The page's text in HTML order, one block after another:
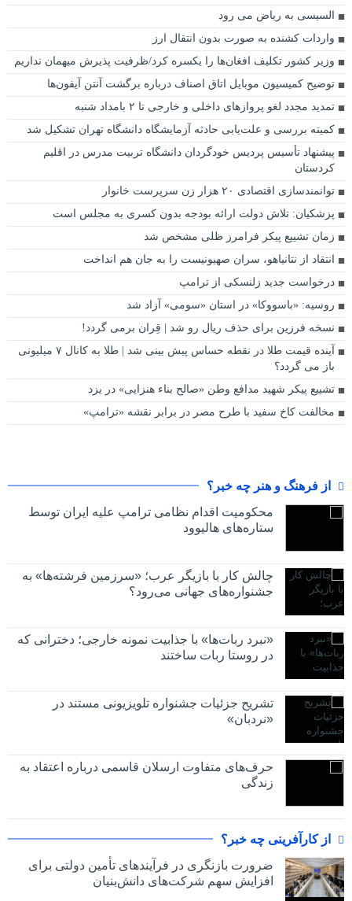
السیسی به ریاض می رود
واردات کشنده به صورت بدون انتقال ارز
وزیر کشور تکلیف افغان‌ها را یکسره کرد/ظرفیت پذیرش میهمان نداریم
توضیح کمیسیون موبایل اتاق اصناف درباره برگشت آنتن آیفون‌ها
تمدید مجدد لغو پروازهای داخلی و خارجی تا ۲ بامداد شنبه
کمیته بررسی و علت‌یابی حادثه آزمایشگاه دانشگاه تهران تشکیل شد
پیشنهاد تأسیس پردیس خودگردان دانشگاه تربیت مدرس در اقلیم
کردستان
توانمندسازی اقتصادی ۲۰ هزار زن سرپرست خانوار
پزشکیان: تلاش دولت ارائه بودجه بدون کسری به مجلس است
زمان تشییع پیکر فرامرز ظلی مشخص شد
انتقاد از نتانیاهو، سران صهیونیست را به جان هم انداخت
درخواست جدید زلنسکی از ترامپ
روسیه: «باسووکا» در استان «سومی» آزاد شد
نسخه فرزین برای حذف ریال رو شد | قِران برمی گردد!
آینده قیمت طلا در نقطه حساس پیش بینی شد | طلا به کانال ۷ میلیونی
باز می گردد؟
تشییع پیکر شهید مدافع وطن «صالح بناء هنزایی» در یزد
مخالفت کاخ سفید با طرح مصر در برابر نقشه «ترامپ»
از فرهنگ و هنر چه خبر؟
محکومیت اقدام نظامی ترامپ علیه ایران توسط
ستاره‌های هالیوود
چالش کار با بازیگر عرب؛ «سرزمین فرشته‌ها» به
جشنواره‌های جهانی می‌رود؟
«نبرد ربات‌ها» با جذابیت نمونه خارجی؛ دخترانی که
در روستا ربات ساختند
تشریح جزئیات جشنواره‌ تلویزیونی مستند در
«نردبان»
حرف‌های متفاوت ارسلان قاسمی درباره اعتقاد به
زندگی
از کارآفرینی چه خبر؟
ضرورت بازنگری در فرآیندهای تأمین دولتی برای
افزایش سهم شرکت‌های دانش‌بنیان